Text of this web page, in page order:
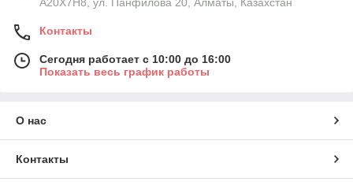
Контакты
Сегодня работает с 10:00 до 16:00
Показать весь график работы
О нас
Контакты